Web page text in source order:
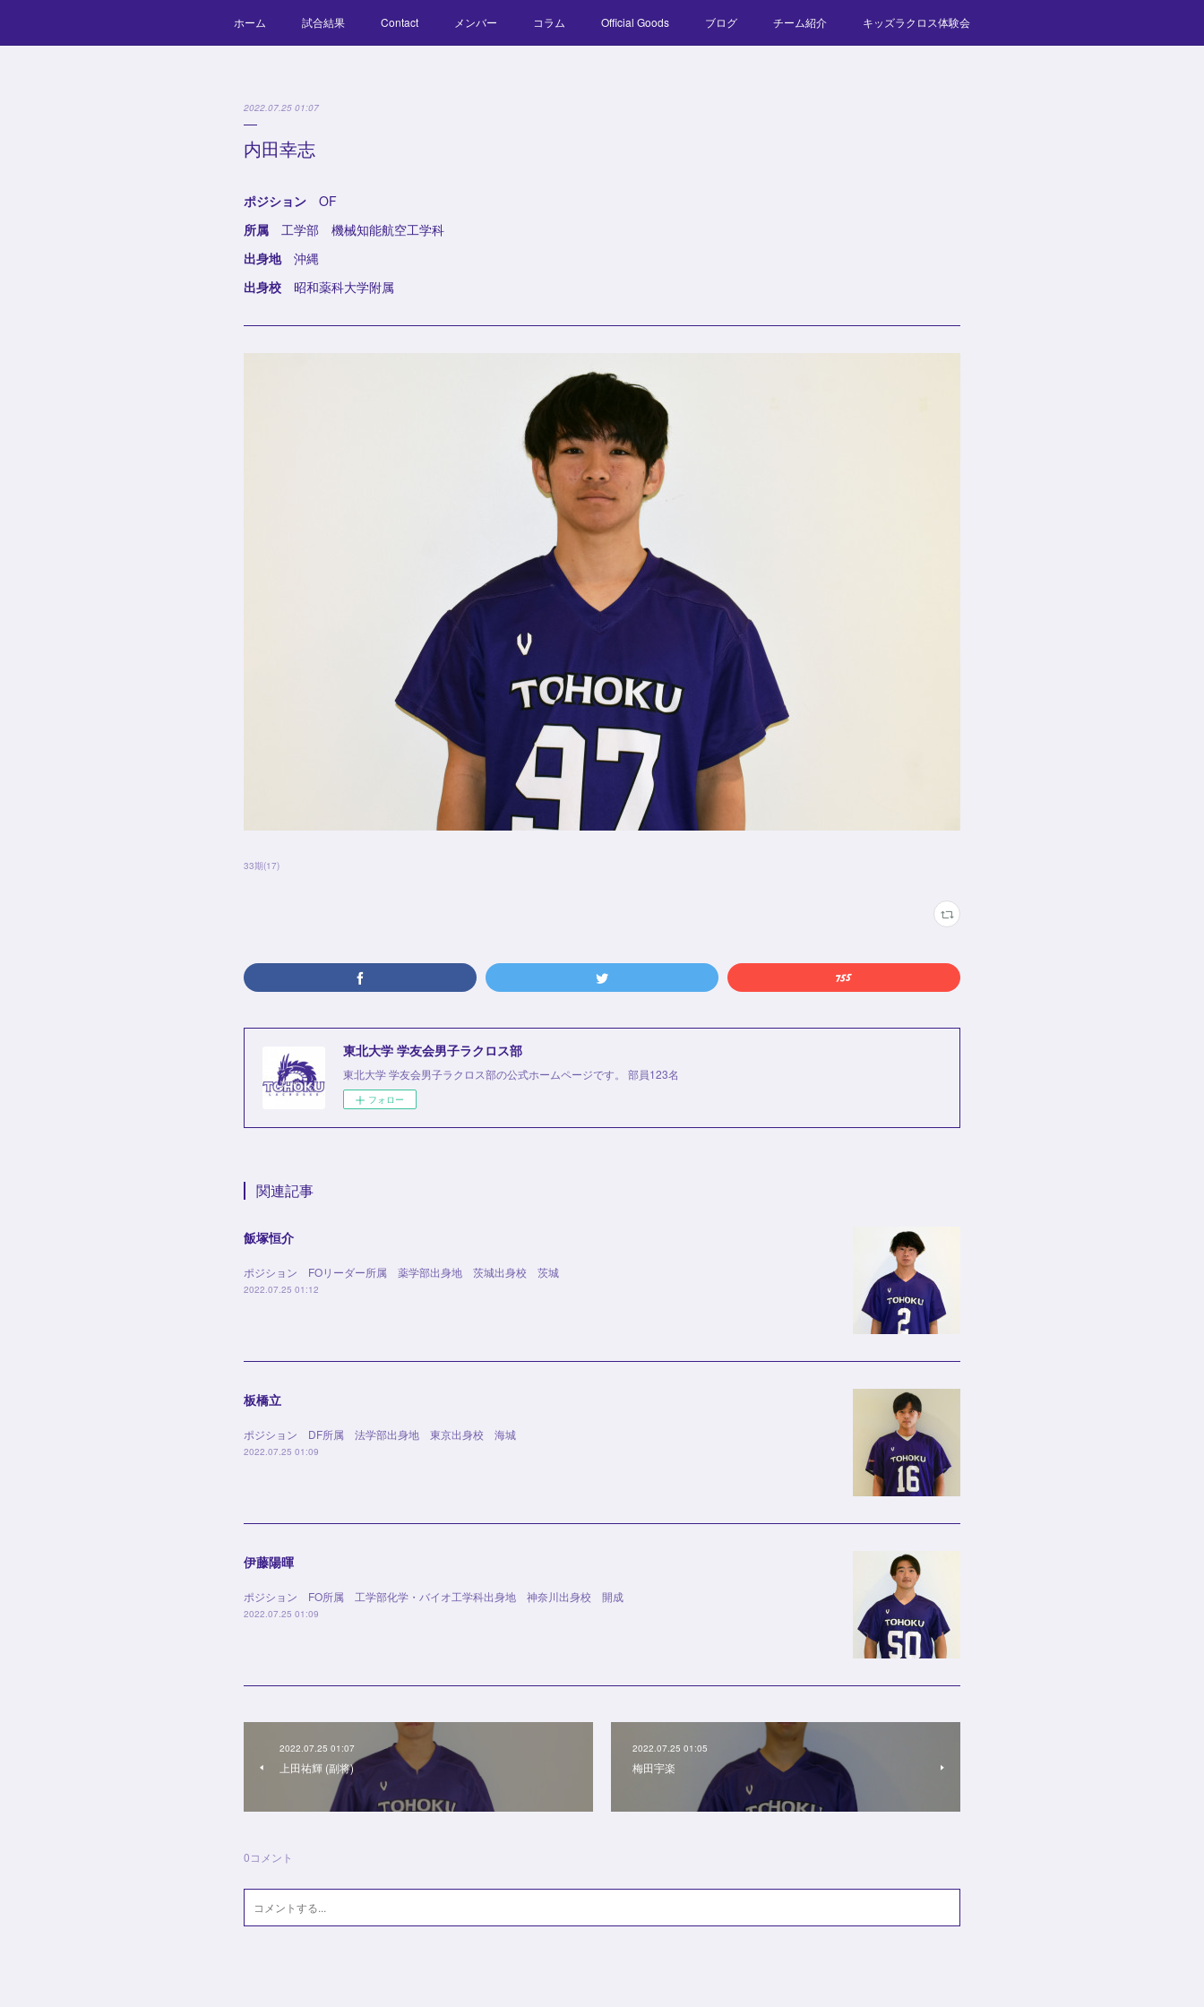
ホーム 試合結果 Contact メンバー コラム Official Goods ブログ チーム紹介 キッズラクロス体験会
2022.07.25 01:07
内田幸志
ポジション OF
所属 工学部 機械知能航空工学科
出身地沖縄
出身校 昭和薬科大学附属
33期(17)
東北大学 学友会男子ラクロス部
東北大学 学友会男子ラクロス部の公式ホームページです。 部員123名
フォロー
関連記事
飯塚恒介
ポジション FOリーダー所属 薬学部出身地 茨城出身校 茨城
2022.07.25 01:12
板橋立
ポジション DF所属 法学部出身地 東京出身校 海城
2022.07.25 01:09
伊藤陽暉
ポジション FO所属 工学部化学・バイオ工学科出身地 神奈川出身校 開成
2022.07.25 01:09
2022.07.25 01:07
上田祐輝 (副将)
2022.07.25 01:05
梅田宇楽
0コメント